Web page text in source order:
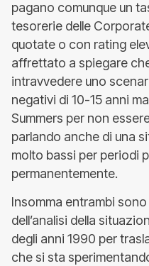
pagano comunque un
tesorerie delle
quotate o con rating
affrettato a spiegare
intravvedere uno
negativi di 10-15 anni
Summers per non
parlando anche di una
molto bassi per periodi
permanentemente.
Insomma entrambi
dell’analisi della
degli anni 1990 per
che si sta